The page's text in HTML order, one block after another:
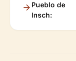
Pueblo de
Insch: